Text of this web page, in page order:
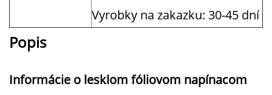
Vyrobky na zakazku: 30-45 dní
Popis
Informácie o lesklom fóliovom napínacom